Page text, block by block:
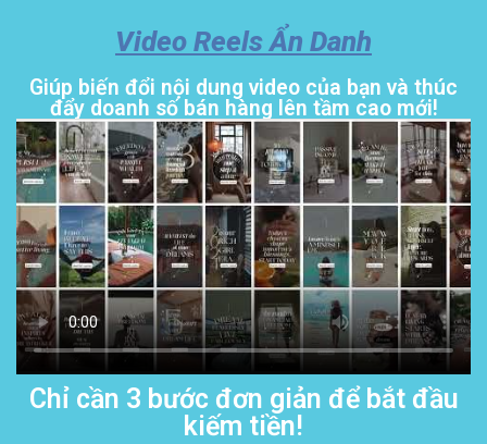
Video Reels Ẩn Danh
Giúp biến đổi nội dung video của bạn và thúc
đẩy doanh số bán hàng lên tầm cao mới!
Chỉ cần 3 bước đơn giản để bắt đầu
kiếm tiền!